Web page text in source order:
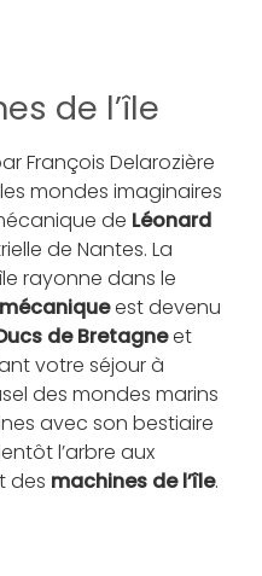
de l’île
François Delarozière
mondes imaginaires
de Léonard
de Nantes. La
rayonne dans le
est devenu
de Bretagneet
votre séjour à
des mondes marins
avec son bestiaire
l’arbre aux
des machines de l’île.